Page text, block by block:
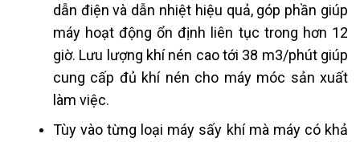
dẫn điện và dẫn nhiệt hiệu quả, góp phần giúp
máy hoạt động ổn định liên tục trong hơn 12
giờ. Lưu lượng khí nén cao tới 38 m3/phút giúp
cung cấp đủ khí nén cho máy móc sản xuất
làm việc.
Tùy vào từng loại máy sấy khí mà máy có khả